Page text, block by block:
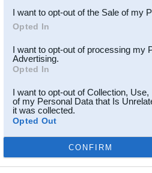
I want to opt-out of the Sale of my
Opted In
I want to opt-out of processing my
Advertising.
Opted In
I want to opt-out of Collection,
of my Personal Data that Is
it was collected.
Opted Out
CONFIRM